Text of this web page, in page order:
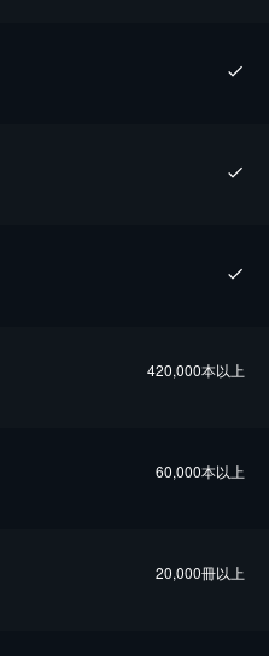
420,000本以上
60,000本以上
20,000冊以上